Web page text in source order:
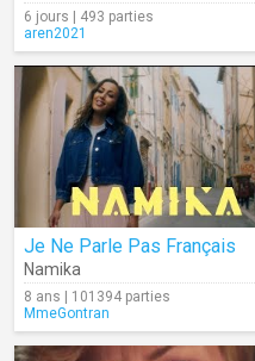
6 jours | 493 parties
aren2021
Je Ne Parle Pas Français
Namika
8 ans | 101394 parties
MmeGontran